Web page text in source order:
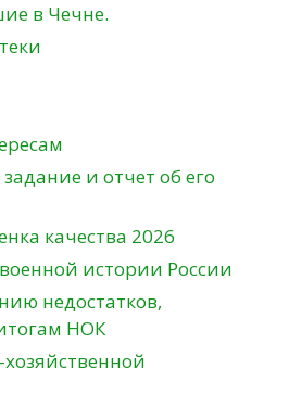
в Чечне.
и отчет об его
качества 2026
истории России
недостатков,
НОК